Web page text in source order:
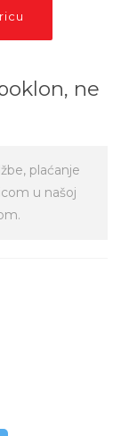
ne
plaćanje
u našoj